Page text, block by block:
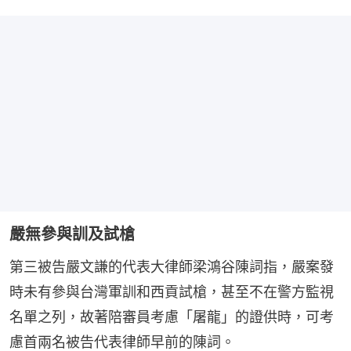
嚴無參與訓及試槍
第三被告嚴文謙的代表大律師梁鴻谷陳詞指，嚴案發
時未有參與台灣軍訓和西貢試槍，甚至不在警方監視
名單之列，故著陪審員考慮「屠龍」的證供時，可考
慮首兩名被告代表律師早前的陳詞。